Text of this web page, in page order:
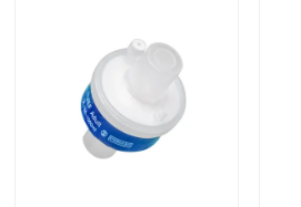
Émbolo de goma de la jeringuilla
Accesorios de la jeringuilla